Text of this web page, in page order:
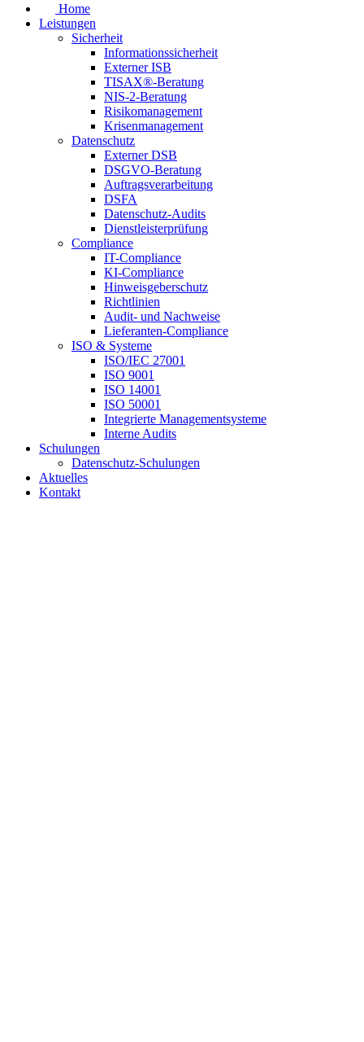
Home
Leistungen
Sicherheit
Informationssicherheit
Externer ISB
TISAX®-Beratung
NIS-2-Beratung
Risikomanagement
Krisenmanagement
Datenschutz
Externer DSB
DSGVO-Beratung
Auftragsverarbeitung
DSFA
Datenschutz-Audits
Dienstleisterprüfung
Compliance
IT-Compliance
KI-Compliance
Hinweisgeberschutz
Richtlinien
Audit- und Nachweise
Lieferanten-Compliance
ISO & Systeme
ISO/IEC 27001
ISO 9001
ISO 14001
ISO 50001
Integrierte Managementsysteme
Interne Audits
Schulungen
Datenschutz-Schulungen
Aktuelles
Kontakt